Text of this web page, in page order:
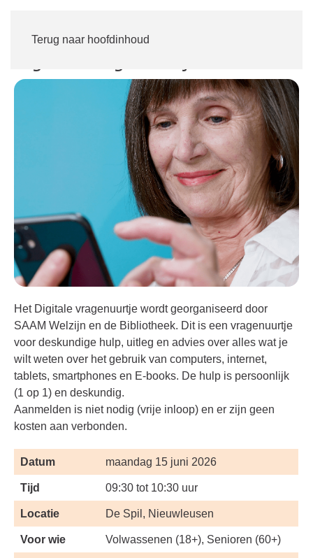
Terug naar hoofdinhoud
Het Digitale vragenuurtje wordt georganiseerd door
SAAM Welzijn en de Bibliotheek. Dit is een vragenuurtje
voor deskundige hulp, uitleg en advies over alles wat je
wilt weten over het gebruik van computers, internet,
tablets, smartphones en E-books. De hulp is persoonlijk
(1 op 1) en deskundig.
Aanmelden is niet nodig (vrije inloop) en er zijn geen
kosten aan verbonden.
Datum maandag 15 juni 2026
Tijd 09:30 tot 10:30 uur
Locatie De Spil, Nieuwleusen
Voor wie Volwassenen (18+), Senioren (60+)